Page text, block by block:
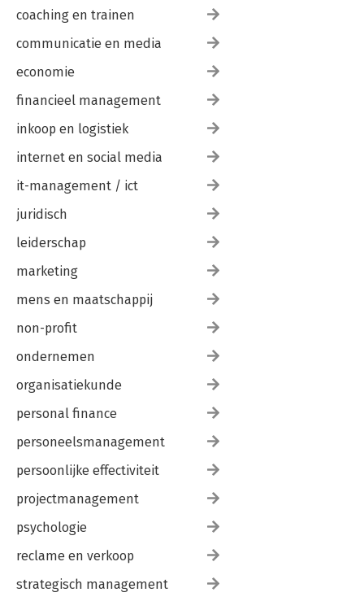
coaching en trainen
communicatie en media
economie
financieel management
inkoop en logistiek
internet en social media
it-management / ict
juridisch
leiderschap
marketing
mens en maatschappij
non-profit
ondernemen
organisatiekunde
personal finance
personeelsmanagement
persoonlijke effectiviteit
projectmanagement
psychologie
reclame en verkoop
strategisch management